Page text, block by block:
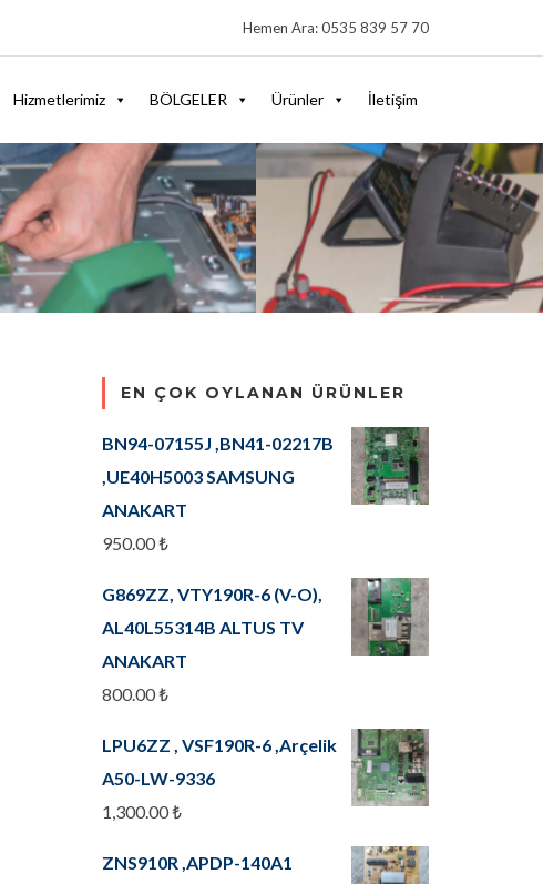
Hemen Ara: 0535 839 57 70
Hizmetlerimiz BÖLGELER Ürünler İletişim
EN ÇOK OYLANAN ÜRÜNLER
BN94-07155J ,BN41-02217B
,UE40H5003 SAMSUNG
ANAKART
950.00₺
G869ZZ, VTY190R-6 (V-O),
AL40L55314B ALTUS TV
ANAKART
800.00₺
LPU6ZZ , VSF190R-6 ,Arçelik
A50-LW-9336
1,300.00₺
ZNS910R ,APDP-140A1